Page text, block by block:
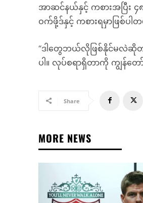
အာဆင်နယ်နှင့် ကစားအပြီး
ဝက်ဖို့ဒ်နှင့် ကစားရမှာဖြစ်ပါ
“ဒါတွေဘယ်လိုဖြစ်နိုင်မလဲဆိုတ
ပါ။ လုပ်စရာရှိတာကို ကျွန်တေ
Share
MORE NEWS